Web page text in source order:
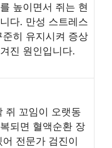
높이면서 쥐는 현
다. 만성 스트레스
히 유지시켜 증상
진 원인입니다.
쥐 꼬임이 오랫동
되면 혈액순환 장
전문가 검진이